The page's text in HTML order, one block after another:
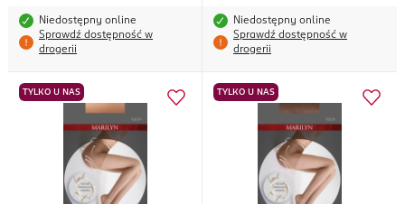
Niedostępny online
Sprawdź dostępność w
drogerii
Niedostępny online
Sprawdź dostępność w
drogerii
TYLKO U NAS TYLKO U NAS